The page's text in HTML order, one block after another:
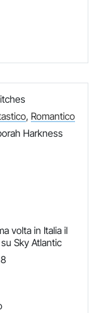
, Romantico
Harkness
volta in Italia il
Sky Atlantic